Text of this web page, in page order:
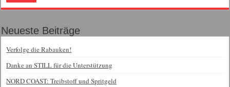
Neueste Beiträge
Verfolge die Rabauken!
Danke an STILL für die Unterstützung
NORD COAST: Treibstoff und Spritgeld